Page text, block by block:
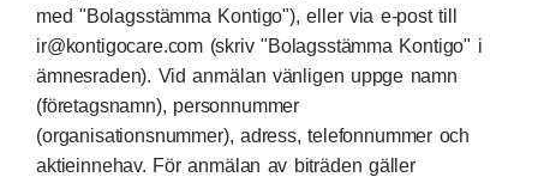
med "Bolagsstämma Kontigo"), eller via e-post till
ir@kontigocare.com (skriv "Bolagsstämma Kontigo" i
ämnesraden). Vid anmälan vänligen uppge namn
(företagsnamn), personnummer
(organisationsnummer), adress, telefonnummer och
aktieinnehav. För anmälan av biträden gäller